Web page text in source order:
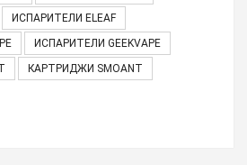
ИСПАРИТЕЛИ ELEAF
ИСПАРИТЕЛИ GEEKVAPE
КАРТРИДЖИ SMOANT